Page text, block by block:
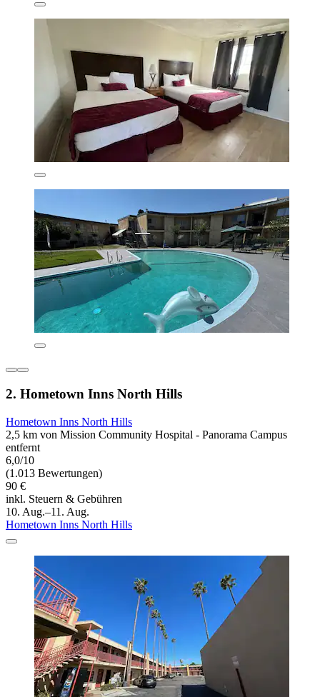
2. Hometown Inns North Hills
Hometown Inns North Hills
2,5 km von Mission Community Hospital - Panorama Campus
entfernt
6,0/10
(1.013 Bewertungen)
90 €
inkl. Steuern & Gebühren
10. Aug.–11. Aug.
Hometown Inns North Hills